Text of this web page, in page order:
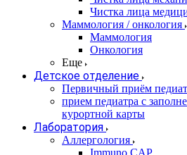
Чистка лица
Маммология / онкология
Маммология
Онкология
Еще
Детское отделение
Первичный приём
прием педиатра с
курортной карты
Лаборатория
Аллергология
Immuno CAP